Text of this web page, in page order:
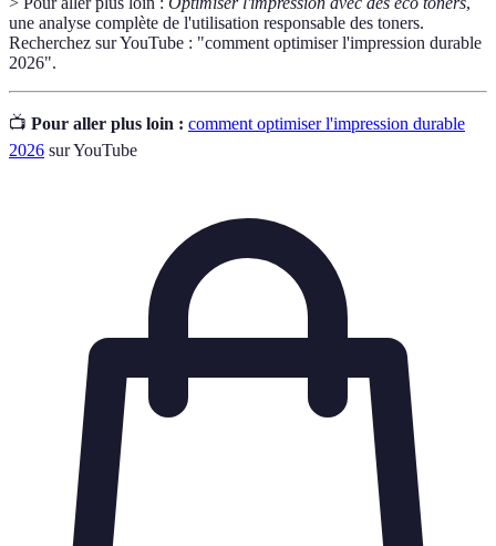
une analyse complète de l'utilisation responsable des toners.
Recherchez sur YouTube : "comment optimiser l'impression durable
2026".
📺 Pour aller plus loin : comment optimiser l'impression durable
2026 sur YouTube